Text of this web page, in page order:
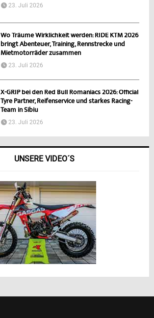
23. Juli 2026
Wo Träume Wirklichkeit werden: RIDE KTM 2026
bringt Abenteuer, Training, Rennstrecke und
Mietmotorräder zusammen
23. Juli 2026
X-GRIP bei den Red Bull Romaniacs 2026: Official
Tyre Partner, Reifenservice und starkes Racing-
Team in Sibiu
23. Juli 2026
UNSERE VIDEO´S